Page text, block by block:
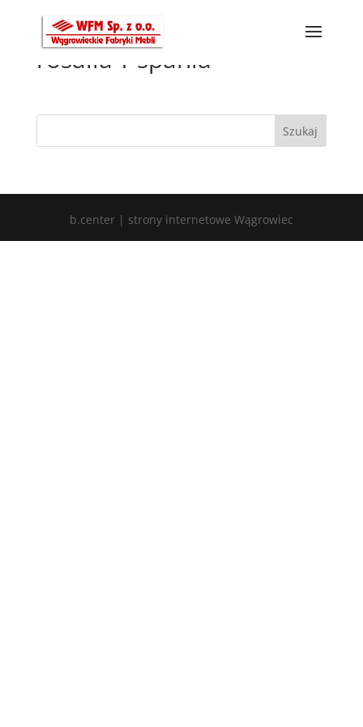
rosalia-f-spania
b.center | strony internetowe Wągrowiec